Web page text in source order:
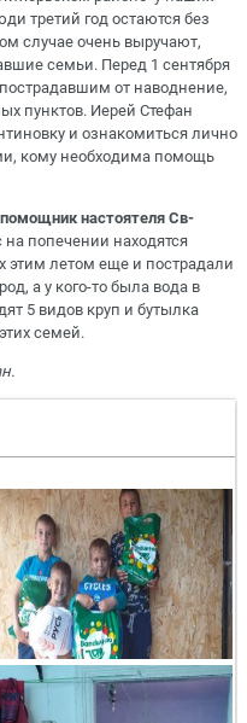
третий год остаются без
случае очень выручают,
семьи. Перед 1 сентября
от наводнение,
пунктов. Иерей Стефан
и ознакомиться лично
кому необходима помощь
настоятеля Св-
на попечении находятся
летом еще и пострадали
а у кого-то была вода в
5 видов круп и бутылка
семей.